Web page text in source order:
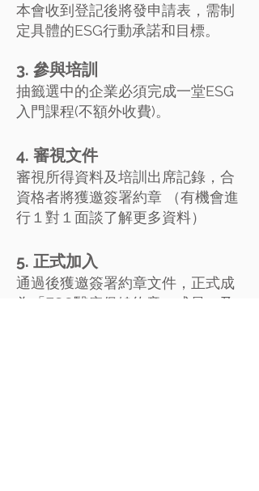
本會收到登記後將發申請表，需制
定具體的ESG行動承諾和目標。
3. 參與培訓
抽籤選中的企業必須完成一堂ESG
入門課程(不額外收費)。
4. 審視文件
審視所得資料及培訓出席記錄，合
資格者將獲邀簽署約章 （有機會進
行１對１面談了解更多資料）
5. 正式加入
通過後獲邀簽署約章文件，正式成
為「ESG醫療保健約章」成員，及